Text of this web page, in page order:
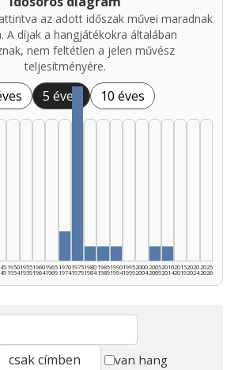
az adott időszak művei maradnak
A díjak a hangjátékokra általában
nem feltétlen a jelen művész
teljesítményére.
5 éves 10 éves
1950
1954
1955
1959
1960
1964
1965
1969
1970
1974
1975
1979
1980
1984
1985
1989
1990
1994
1995
1999
2000
2004
2005
2009
2010
2014
2015
2019
2020
2024
2025
2026
van hang